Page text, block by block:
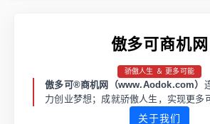
傲多可商机网
骄傲人生 ＆ 更多可能
傲多可®商机网（www.Aodok.com）
力创业梦想；成就骄傲人生，实现更多
关于我们